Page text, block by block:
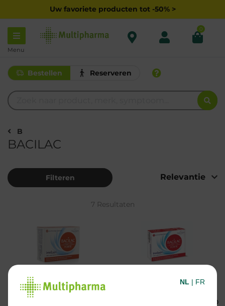
Uw favoriete producten tot -50% >
Menu
0
Bestellen Reserveren
B
BACILAC
Filteren
7 Resultaten
Bacilac forte caps 60
NL | FR